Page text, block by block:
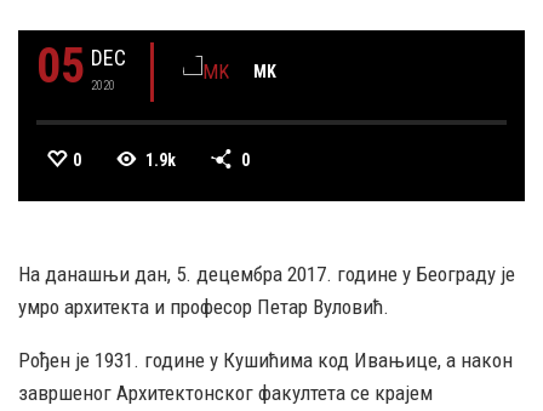
05 DEC
2020
MK
0 1.9k 0
На данашњи дан, 5. децембра 2017. године у Београду је
умро архитекта и професор Петар Вуловић.
Рођен је 1931. године у Кушићима код Ивањице, а након
завршеног Архитектонског факултета се крајем